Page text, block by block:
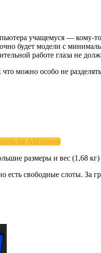
учащемуся — кому-
будет модели с
работе глаза не
можно особо не
на AliExpress
размеры и вес (1,68
есть свободные слоты.